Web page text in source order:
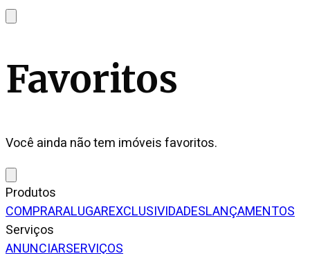
Favoritos
Você ainda não tem imóveis favoritos.
Produtos
COMPRARALUGAREXCLUSIVIDADESLANÇAMENTOS
Serviços
ANUNCIARSERVIÇOS